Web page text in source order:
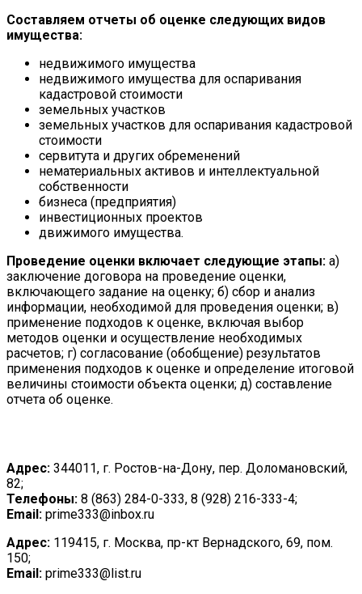
Составляем отчеты об оценке следующих видов
имущества:
недвижимого имущества
недвижимого имущества для оспаривания
кадастровой стоимости
земельных участков
земельных участков для оспаривания кадастровой
стоимости
сервитута и других обременений
нематериальных активов и интеллектуальной
собственности
бизнеса (предприятия)
инвестиционных проектов
движимого имущества.
Проведение оценки включает следующие этапы: а)
заключение договора на проведение оценки,
включающего задание на оценку; б) сбор и анализ
информации, необходимой для проведения оценки; в)
применение подходов к оценке, включая выбор
методов оценки и осуществление необходимых
расчетов; г) согласование (обобщение) результатов
применения подходов к оценке и определение итоговой
величины стоимости объекта оценки; д) составление
отчета об оценке.
Адрес: 344011, г. Ростов-на-Дону, пер. Доломановский,
82;
Телефоны: 8 (863) 284-0-333, 8 (928) 216-333-4;
Email: prime333@inbox.ru
Адрес: 119415, г. Москва, пр-кт Вернадского, 69, пом.
150;
Email: prime333@list.ru